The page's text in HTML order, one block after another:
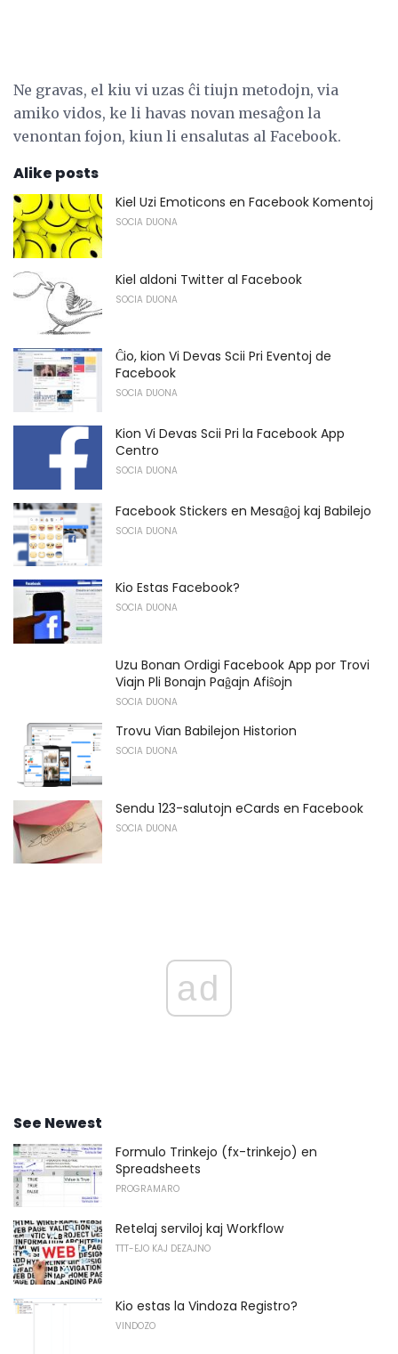
Ne gravas, el kiu vi uzas ĉi tiujn metodojn, via
amiko vidos, ke li havas novan mesaĝon la
venontan fojon, kiun li ensalutas al Facebook.
Alike posts
Kiel Uzi Emoticons en Facebook Komentoj
SOCIA DUONA
Kiel aldoni Twitter al Facebook
SOCIA DUONA
Ĉio, kion Vi Devas Scii Pri Eventoj de
Facebook
SOCIA DUONA
Kion Vi Devas Scii Pri la Facebook App
Centro
SOCIA DUONA
Facebook Stickers en Mesaĝoj kaj Babilejo
SOCIA DUONA
Kio Estas Facebook?
SOCIA DUONA
Uzu Bonan Ordigi Facebook App por Trovi
Viajn Pli Bonajn Paĝajn Afiŝojn
SOCIA DUONA
Trovu Vian Babilejon Historion
SOCIA DUONA
Sendu 123-salutojn eCards en Facebook
SOCIA DUONA
ad
See Newest
Formulo Trinkejo (fx-trinkejo) en
Spreadsheets
PROGRAMARO
Retelaj serviloj kaj Workflow
TTT-EJO KAJ DEZAJNO
Kio estas la Vindoza Registro?
VINDOZO